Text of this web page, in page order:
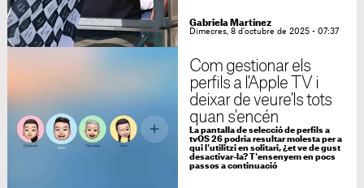
Gabriela Martínez
Dimecres, 8 d'octubre de 2025 - 07:37
Com gestionar els
perfils a l'Apple TV i
deixar de veure'ls tots
quan s'encén
La pantalla de selecció de perfils a
tvOS 26 podria resultar molesta per a
qui l'utilitzi en solitari, ¿et ve de gust
desactivar-la? T'ensenyem en pocs
passos a continuació